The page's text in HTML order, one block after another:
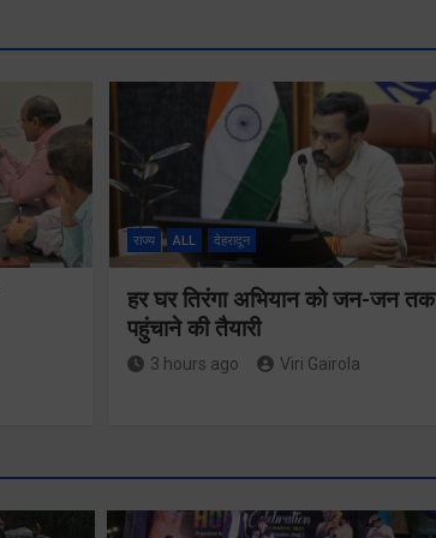
राज्य ALL देहरादून
हर घर तिरंगा अभियान को जन-जन तक
पहुंचाने की तैयारी
3 hours ago Viri Gairola